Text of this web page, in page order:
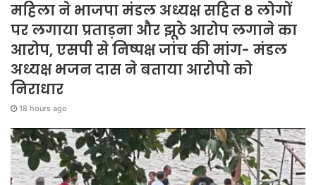
महिला ने भाजपा मंडल अध्यक्ष सहित 8 लोगों
पर लगाया प्रताड़ना और झूठे आरोप लगाने का
आरोप, एसपी से निष्पक्ष जांच की मांग- मंडल
अध्यक्ष भजन दास ने बताया आरोपो को
निराधार
18 hours ago